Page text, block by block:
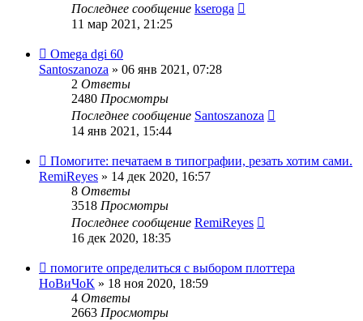
Последнее сообщение kseroga
11 мар 2021, 21:25
Omega dgi 60
Santoszanoza » 06 янв 2021, 07:28
2 Ответы
2480 Просмотры
Последнее сообщение Santoszanoza
14 янв 2021, 15:44
Помогите: печатаем в типографии, резать хотим сами.
RemiReyes » 14 дек 2020, 16:57
8 Ответы
3518 Просмотры
Последнее сообщение RemiReyes
16 дек 2020, 18:35
помогите определиться с выбором плоттера
НоВиЧоК » 18 ноя 2020, 18:59
4 Ответы
2663 Просмотры